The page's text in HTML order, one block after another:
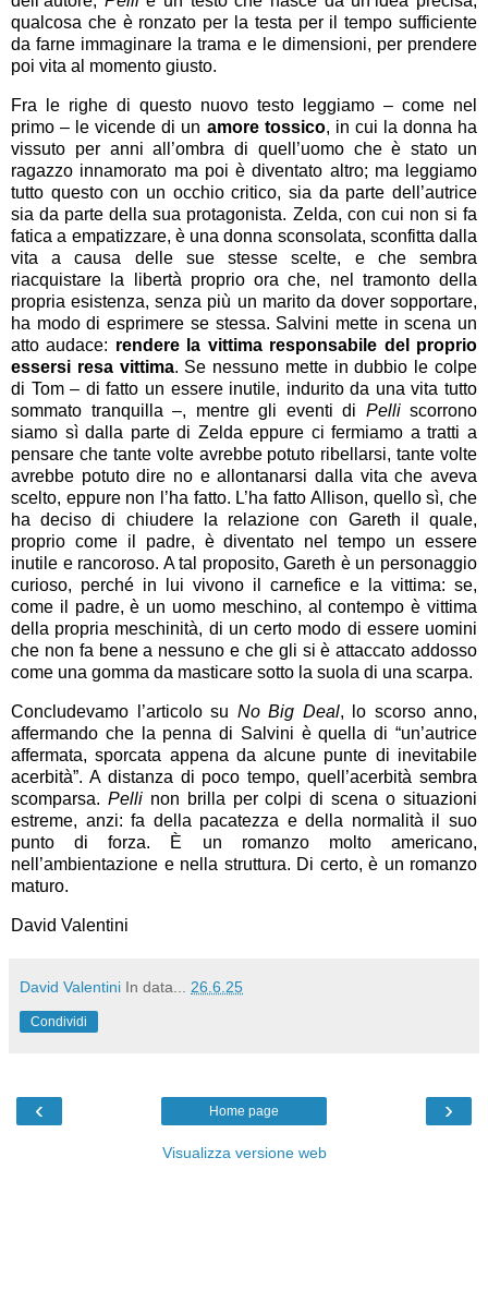
qualcosa che è ronzato per la testa per il tempo sufficiente
da farne immaginare la trama e le dimensioni, per prendere
poi vita al momento giusto.
Fra le righe di questo nuovo testo leggiamo – come nel
primo – le vicende di un amore tossico, in cui la donna ha
vissuto per anni all’ombra di quell’uomo che è stato un
ragazzo innamorato ma poi è diventato altro; ma leggiamo
tutto questo con un occhio critico, sia da parte dell’autrice
sia da parte della sua protagonista. Zelda, con cui non si fa
fatica a empatizzare, è una donna sconsolata, sconfitta dalla
vita a causa delle sue stesse scelte, e che sembra
riacquistare la libertà proprio ora che, nel tramonto della
propria esistenza, senza più un marito da dover sopportare,
ha modo di esprimere se stessa. Salvini mette in scena un
atto audace: rendere la vittima responsabile del proprio
essersi resa vittima. Se nessuno mette in dubbio le colpe
di Tom – di fatto un essere inutile, indurito da una vita tutto
sommato tranquilla –, mentre gli eventi di Pelli scorrono
siamo sì dalla parte di Zelda eppure ci fermiamo a tratti a
pensare che tante volte avrebbe potuto ribellarsi, tante volte
avrebbe potuto dire no e allontanarsi dalla vita che aveva
scelto, eppure non l’ha fatto. L’ha fatto Allison, quello sì, che
ha deciso di chiudere la relazione con Gareth il quale,
proprio come il padre, è diventato nel tempo un essere
inutile e rancoroso. A tal proposito, Gareth è un personaggio
curioso, perché in lui vivono il carnefice e la vittima: se,
come il padre, è un uomo meschino, al contempo è vittima
della propria meschinità, di un certo modo di essere uomini
che non fa bene a nessuno e che gli si è attaccato addosso
come una gomma da masticare sotto la suola di una scarpa.
Concludevamo l’articolo su No Big Deal, lo scorso anno,
affermando che la penna di Salvini è quella di “un’autrice
affermata, sporcata appena da alcune punte di inevitabile
acerbità”. A distanza di poco tempo, quell’acerbità sembra
scomparsa. Pelli non brilla per colpi di scena o situazioni
estreme, anzi: fa della pacatezza e della normalità il suo
punto di forza. È un romanzo molto americano,
nell’ambientazione e nella struttura. Di certo, è un romanzo
maturo.
David Valentini
David Valentini In data... 26.6.25
Condividi
‹ ›
Home page
Visualizza versione web